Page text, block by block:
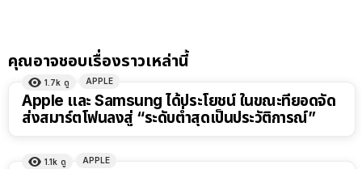
คุณอาจชอบเรื่องราวเหล่านี้
1.7k ดู APPLE
Apple และ Samsung ได้ประโยชน์ ในขณะที่ยอดจัด
ส่งสมาร์ตโฟนลงสู่ “ระดับต่ำสุดเป็นประวัติการณ์”
1.1k ดู APPLE